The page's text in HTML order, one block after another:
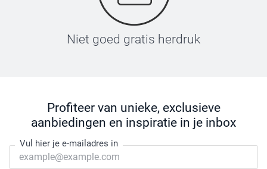
Niet goed gratis herdruk
Profiteer van unieke, exclusieve
aanbiedingen en inspiratie in je inbox
Vul hier je e-mailadres in